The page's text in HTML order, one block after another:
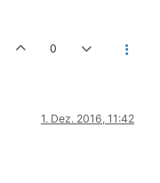
0
1. Dez. 2016, 11:42